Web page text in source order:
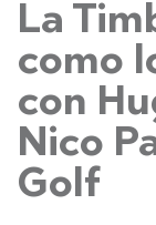
La
como
con
Nico
Golf